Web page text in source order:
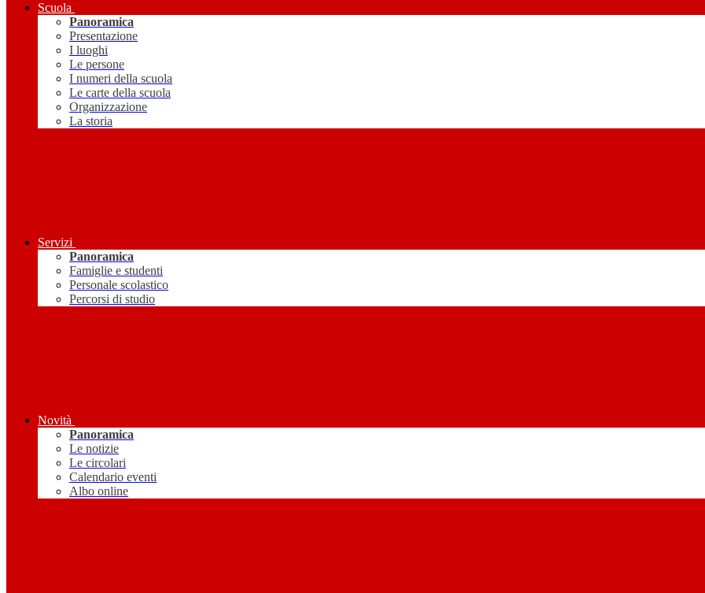
Scuola
Panoramica
Presentazione
I luoghi
Le persone
I numeri della scuola
Le carte della scuola
Organizzazione
La storia
Servizi
Panoramica
Famiglie e studenti
Personale scolastico
Percorsi di studio
Novità
Panoramica
Le notizie
Le circolari
Calendario eventi
Albo online